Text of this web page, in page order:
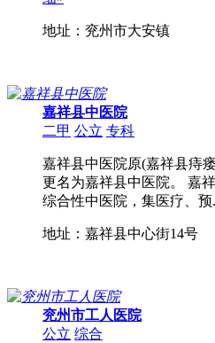
地址：兖州市大安镇
嘉祥县中医院
二甲 公立 专科
嘉祥县中医院原(嘉祥县痔
更名为嘉祥县中医院。 嘉
综合性中医院，集医疗、预
地址：嘉祥县中心街14号
兖州市工人医院
公立 综合